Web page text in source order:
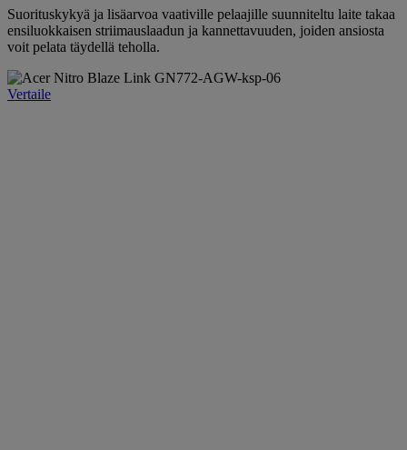
Suorituskykyä ja lisäarvoa vaativille pelaajille suunniteltu laite takaa
ensiluokkaisen striimauslaadun ja kannettavuuden, joiden ansiosta
voit pelata täydellä teholla.
Vertaile